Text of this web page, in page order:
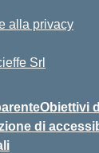
alla privacy
Srl
Obiettivi
di